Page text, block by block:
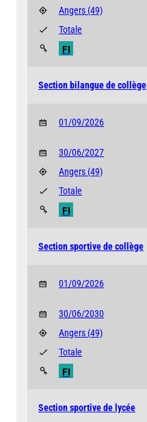
Angers (49)
FI
Totale
Section bilangue de collège
01/09/2026
30/06/2027
Angers (49)
FI
Totale
Section sportive de collège
01/09/2026
30/06/2030
Angers (49)
FI
Totale
Section sportive de lycée